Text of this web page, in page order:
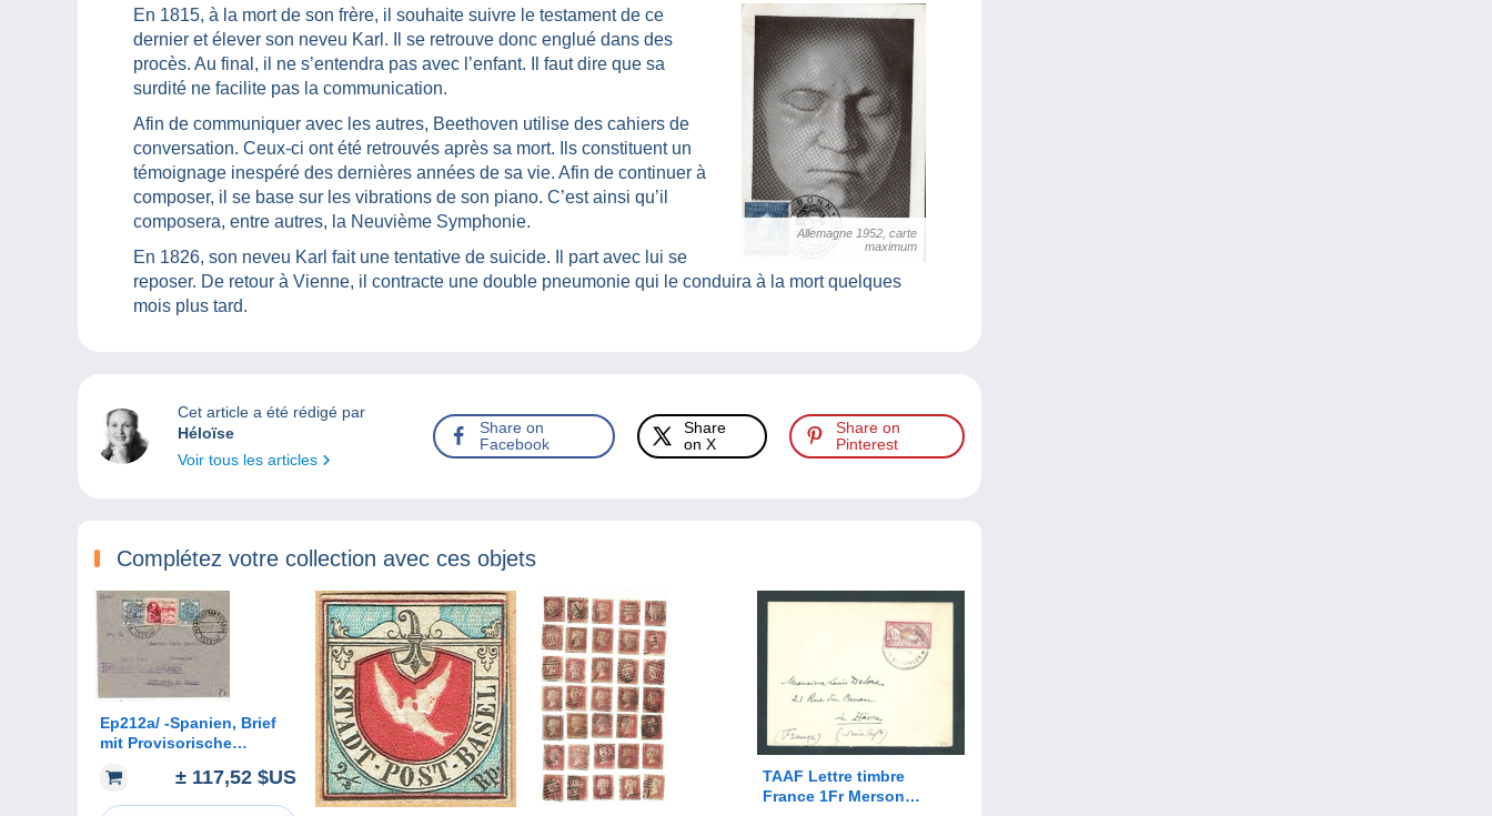
Allemagne 1952, carte
maximum
En 1815, à la mort de son frère, il souhaite suivre le testament de ce
dernier et élever son neveu Karl. Il se retrouve donc englué dans des
procès. Au final, il ne s’entendra pas avec l’enfant. Il faut dire que sa
surdité ne facilite pas la communication.
Afin de communiquer avec les autres, Beethoven utilise des cahiers de
conversation. Ceux-ci ont été retrouvés après sa mort. Ils constituent un
témoignage inespéré des dernières années de sa vie. Afin de continuer à
composer, il se base sur les vibrations de son piano. C’est ainsi qu’il
composera, entre autres, la Neuvième Symphonie.
En 1826, son neveu Karl fait une tentative de suicide. Il part avec lui se
reposer. De retour à Vienne, il contracte une double pneumonie qui le conduira à la mort quelques
mois plus tard.
Cet article a été rédigé par
Héloïse
Voir tous les articles
Share on
Facebook
Share
on X
Share on
Pinterest
Complétez votre collection avec ces objets
Ep212a/ -Spanien, Brief
mit Provisorische
(Soria) 1937 nach
Berlanga de Duero
± 117,52 $US
TAAF Lettre timbre
France 1Fr Merson